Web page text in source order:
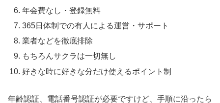
年会費なし・登録無料
365日体制での有人による運営・サポート
業者などを徹底排除
もちろんサクラは一切無し
好きな時に好きな分だけ使えるポイント制
年齢認証、電話番号認証が必要ですけど、手順に沿ったら